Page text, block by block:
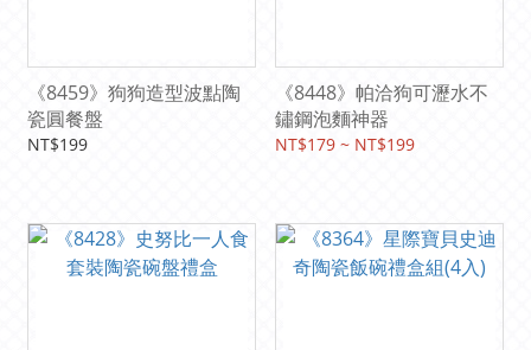
《8459》狗狗造型波點陶
瓷圓餐盤
NT$199
《8448》帕洽狗可瀝水不
鏽鋼泡麵神器
NT$179 ~ NT$199